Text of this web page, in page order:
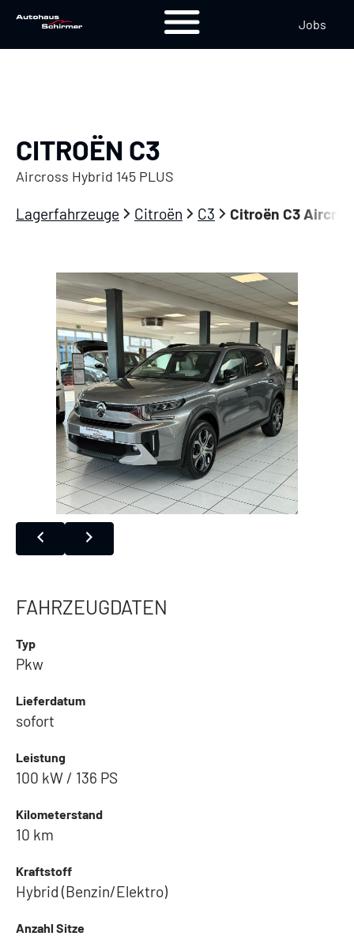
Jobs
CITROËN C3
Aircross Hybrid 145 PLUS
Lagerfahrzeuge Citroën C3 Citroën C3
FAHRZEUGDATEN
Typ
Pkw
Lieferdatum
sofort
Leistung
100 kW / 136 PS
Kilometerstand
10 km
Kraftstoff
Hybrid (Benzin/Elektro)
Anzahl Sitze